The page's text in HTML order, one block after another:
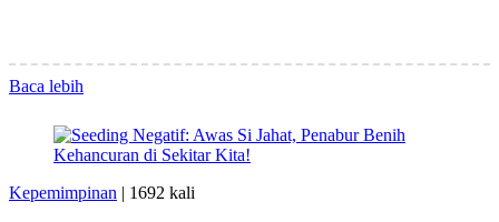
Baca lebih
Kepemimpinan | 1692 kali